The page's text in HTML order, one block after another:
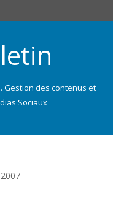
Gestion des contenus et
Sociaux